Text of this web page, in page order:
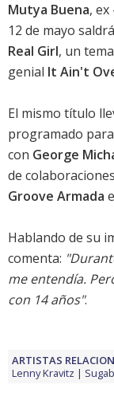
Mutya Buena, ex
12 de mayo
Real Girl, un
genial It Ain't
El mismo título
programado
con George
de
Groove Armada
Hablando de su
comenta:
me entendía.
con 14 años".
ARTISTAS
Lenny Kravitz